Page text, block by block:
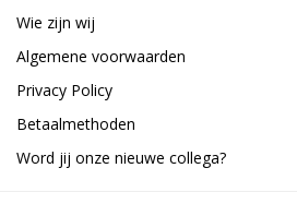
Wie zijn wij
Algemene voorwaarden
Privacy Policy
Betaalmethoden
Word jij onze nieuwe collega?